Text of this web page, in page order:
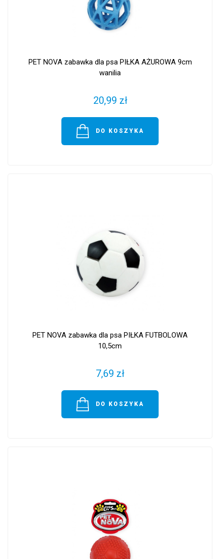
PET NOVA zabawka dla psa PIŁKA AŻUROWA 9cm
wanilia
20,99 zł
DO KOSZYKA
PET NOVA zabawka dla psa PIŁKA FUTBOLOWA
10,5cm
7,69 zł
DO KOSZYKA